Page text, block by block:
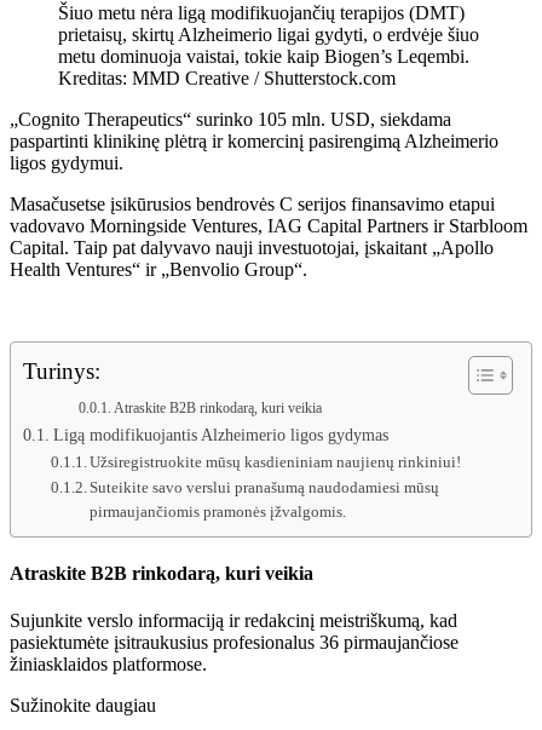
Šiuo metu nėra ligą modifikuojančių terapijos (DMT)
prietaisų, skirtų Alzheimerio ligai gydyti, o erdvėje šiuo
metu dominuoja vaistai, tokie kaip Biogen’s Leqembi.
Kreditas: MMD Creative / Shutterstock.com
„Cognito Therapeutics“ surinko 105 mln. USD, siekdama
paspartinti klinikinę plėtrą ir komercinį pasirengimą Alzheimerio
ligos gydymui.
Masačusetse įsikūrusios bendrovės C serijos finansavimo etapui
vadovavo Morningside Ventures, IAG Capital Partners ir Starbloom
Capital. Taip pat dalyvavo nauji investuotojai, įskaitant „Apollo
Health Ventures“ ir „Benvolio Group“.
Turinys:
Atraskite B2B rinkodarą, kuri veikia
Ligą modifikuojantis Alzheimerio ligos gydymas
Užsiregistruokite mūsų kasdieniniam naujienų rinkiniui!
Suteikite savo verslui pranašumą naudodamiesi mūsų
pirmaujančiomis pramonės įžvalgomis.
Atraskite B2B rinkodarą, kuri veikia
Sujunkite verslo informaciją ir redakcinį meistriškumą, kad
pasiektumėte įsitraukusius profesionalus 36 pirmaujančiose
žiniasklaidos platformose.
Sužinokite daugiau